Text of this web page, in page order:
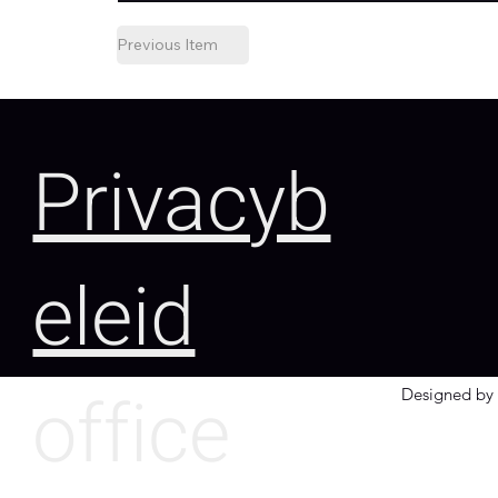
Previous Item
Designed
Privacyb
eleid